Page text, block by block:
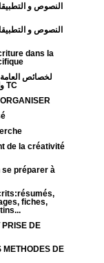
النصوص و
النصوص و
dans la
لخصائص العامة
والتوازن والاعتدال TC
de la créativité
se préparer à
fiches,
PRISE DE
METHODES DE